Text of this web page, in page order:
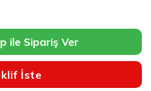
ile Sipariş Ver
İste